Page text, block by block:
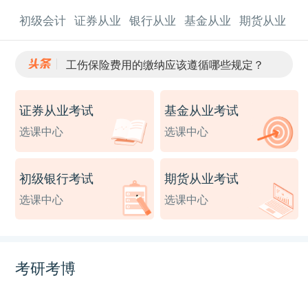
初级会计 证券从业 银行从业 基金从业 期货从业
工伤保险费用的缴纳应该遵循哪些规定？
​会计当期损益指什么？
证券从业考试
选课中心
基金从业考试
选课中心
初级银行考试
选课中心
期货从业考试
选课中心
考研考博